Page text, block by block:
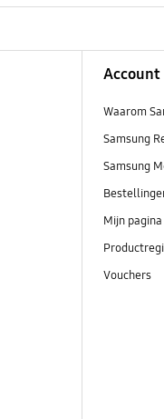
Account
Waarom
Samsung
Samsung
Mijn pagina
Vouchers